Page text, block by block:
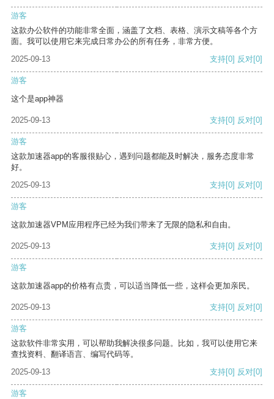
游客
这款办公软件的功能非常全面，涵盖了文档、表格、演示文稿等各个方
面。我可以使用它来完成日常办公的所有任务，非常方便。
2025-09-13
支持[0] 反对[0]
游客
这个是app神器
2025-09-13 支持[0] 反对[0]
游客
这款加速器app的客服很贴心，遇到问题都能及时解决，服务态度非常
好。
2025-09-13
支持[0] 反对[0]
游客
这款加速器VPM应用程序已经为我们带来了无限的隐私和自由。
2025-09-13 支持[0] 反对[0]
游客
这款加速器app的价格有点贵，可以适当降低一些，这样会更加亲民。
2025-09-13 支持[0] 反对[0]
游客
这款软件非常实用，可以帮助我解决很多问题。比如，我可以使用它来
查找资料、翻译语言、编写代码等。
2025-09-13
支持[0] 反对[0]
游客